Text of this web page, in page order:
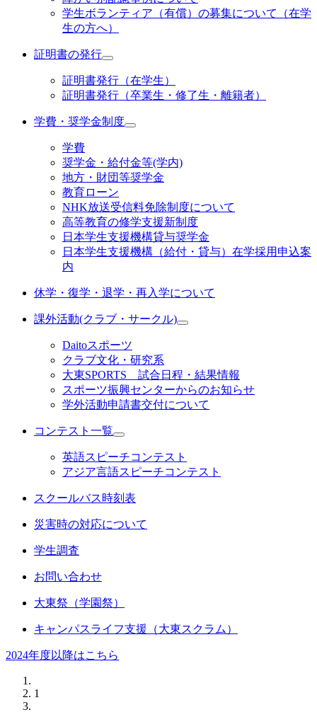
学生ボランティア（有償）の募集について（在学
生の方へ）
証明書の発行
証明書発行（在学生）
証明書発行（卒業生・修了生・離籍者）
学費・奨学金制度
学費
奨学金・給付金等(学内)
地方・財団等奨学金
教育ローン
NHK放送受信料免除制度について
高等教育の修学支援新制度
日本学生支援機構貸与奨学金
日本学生支援機構（給付・貸与）在学採用申込案
内
休学・復学・退学・再入学について
課外活動(クラブ・サークル)
Daitoスポーツ
クラブ文化・研究系
大東SPORTS 試合日程・結果情報
スポーツ振興センターからのお知らせ
学外活動申請書交付について
コンテスト一覧
英語スピーチコンテスト
アジア言語スピーチコンテスト
スクールバス時刻表
災害時の対応について
学生調査
お問い合わせ
大東祭（学園祭）
キャンパスライフ支援（大東スクラム）
2024年度以降はこちら
1